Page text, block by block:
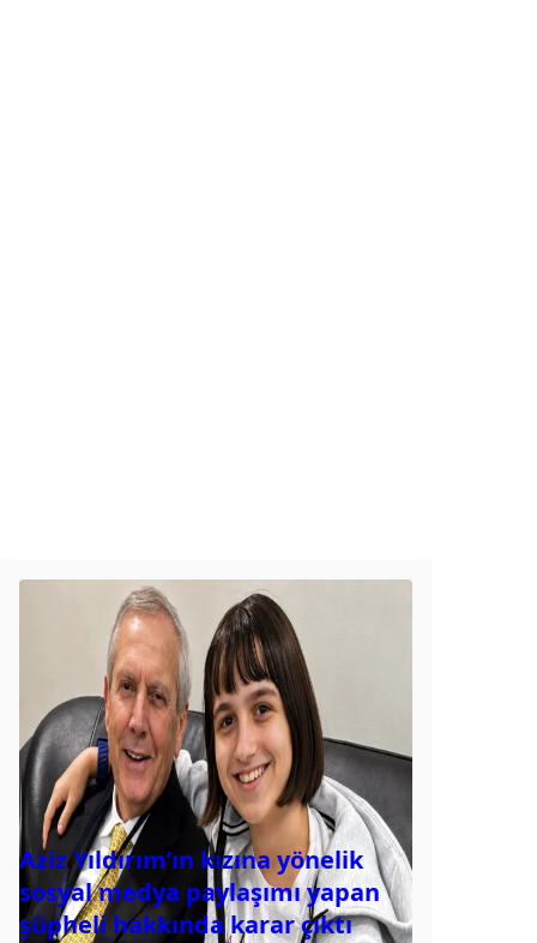
Aziz Yıldırım’ın kızına yönelik
sosyal medya paylaşımı yapan
şüpheli hakkında karar çıktı